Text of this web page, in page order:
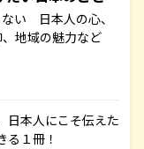
い 日本人の心、
地域の魅力など
日本人にこそ伝えた
１冊！